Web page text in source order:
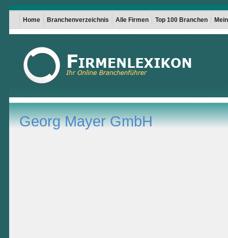
Home Branchenverzeichnis Alle Firmen Top 100 Branchen
Georg Mayer GmbH